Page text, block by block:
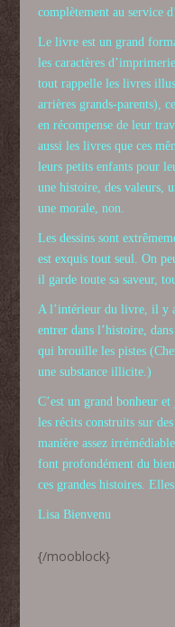
complètement au service
Le livre est un grand
les caractères
tout rappelle les livres
arrières grands-parents),
en récompense de leur
aussi les livres que ces
leurs petits enfants pour
une histoire, des valeurs,
une morale, non.
Les dessins sont
est exquis tout seul. On
il garde toute sa saveur,
A l’intérieur du livre, il y
entrer dans l’histoire,
qui brouille les pistes
une substance illicite.)
C’est un grand bonheur
les récits construits sur
manière assez
font profondément du
ces grandes histoires.
Lisa Bienvenu
{/mooblock}